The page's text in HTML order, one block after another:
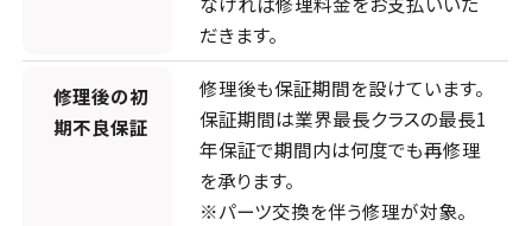
スマホスピタル立川
店舗ページへ
だきます。
修理後の初
期不良保証
修理後も保証期間を設けています。
保証期間は業界最長クラスの最長1
年保証で期間内は何度でも再修理
を承ります。
※パーツ交換を伴う修理が対象。